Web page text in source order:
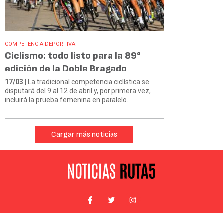
COMPETENCIA DEPORTIVA
Ciclismo: todo listo para la 89°
edición de la Doble Bragado
17/03 | La tradicional competencia ciclística se
disputará del 9 al 12 de abril y, por primera vez,
incluirá la prueba femenina en paralelo.
Cargar más noticias